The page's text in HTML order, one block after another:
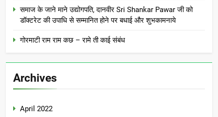
समाज के जाने माने उद्योगपति, दानवीर Sri Shankar Pawar जी को
डॉक्टरेट की उपाधि से सम्मानित होने पर बधाई और शुभकामनाये
गोरमाटी राम राम कछ – रामे ती काई संबंध
Archives
April 2022